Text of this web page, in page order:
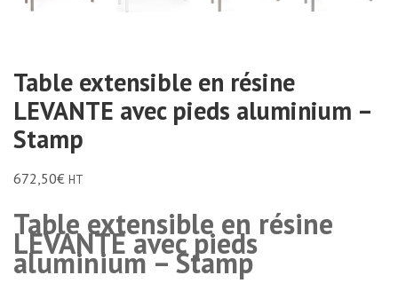
Table extensible en résine
LEVANTE avec pieds aluminium –
Stamp
672,50€ HT
Table extensible en résine
LEVANTE avec pieds
aluminium – Stamp